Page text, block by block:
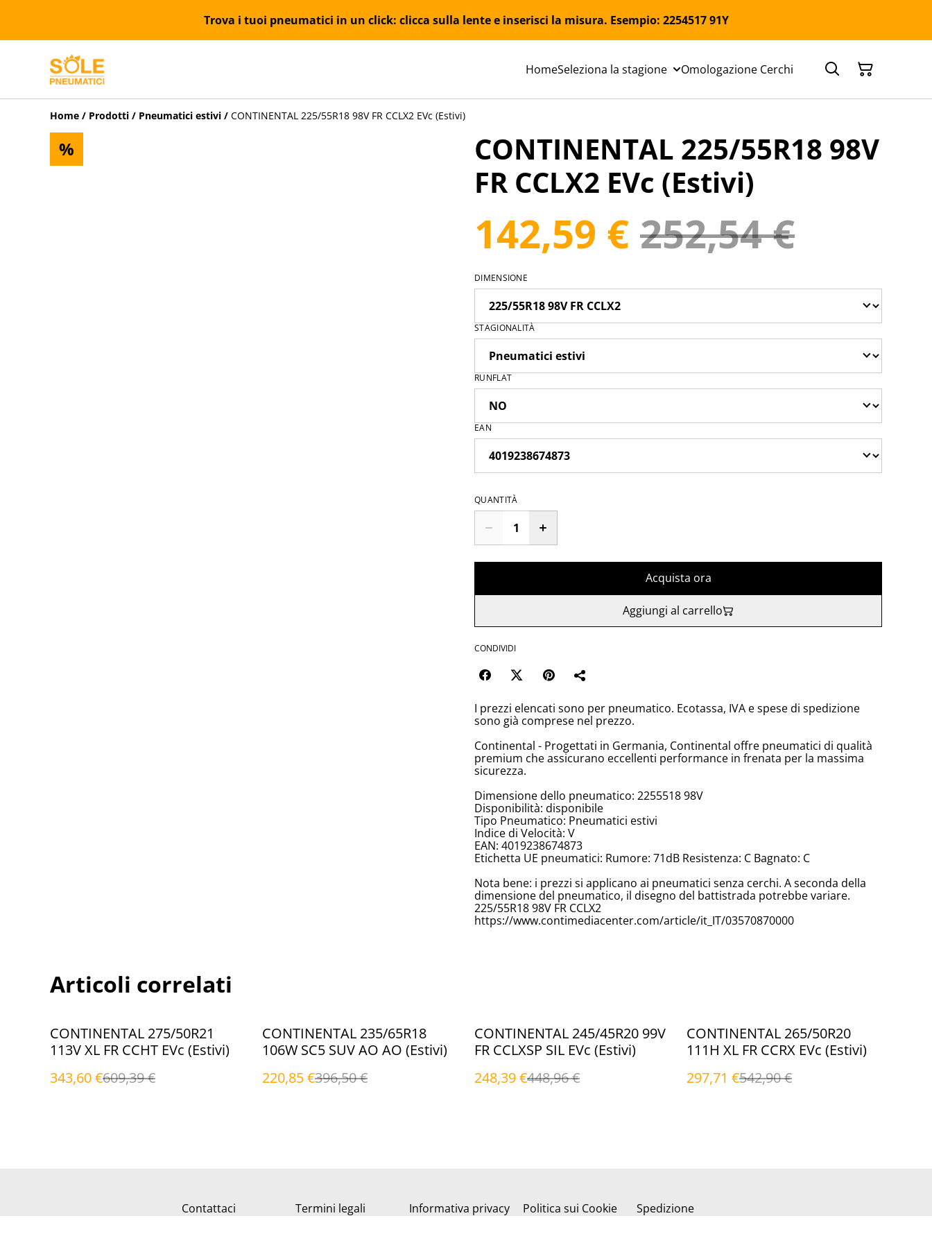
Trova i tuoi pneumatici in un click: clicca sulla lente e inserisci la misura. Esempio: 2254517 91Y
HomeSeleziona la stagione Omologazione Cerchi
Home / Prodotti / Pneumatici estivi / CONTINENTAL 225/55R18 98V FR CCLX2 EVc (Estivi)
%
CONTINENTAL 225/55R18 98V
FR CCLX2 EVc (Estivi)
142,59 € 252,54 €
DIMENSIONE
STAGIONALITÀ
RUNFLAT
EAN
QUANTITÀ
Acquista ora
Aggiungi al carrello
CONDIVIDI
I prezzi elencati sono per pneumatico. Ecotassa, IVA e spese di spedizione
sono già comprese nel prezzo.
Continental - Progettati in Germania, Continental offre pneumatici di qualità
premium che assicurano eccellenti performance in frenata per la massima
sicurezza.
Dimensione dello pneumatico: 2255518 98V
Disponibilità: disponibile
Tipo Pneumatico: Pneumatici estivi
Indice di Velocità: V
EAN: 4019238674873
Etichetta UE pneumatici: Rumore: 71dB Resistenza: C Bagnato: C
Nota bene: i prezzi si applicano ai pneumatici senza cerchi. A seconda della
dimensione del pneumatico, il disegno del battistrada potrebbe variare.
225/55R18 98V FR CCLX2
https://www.contimediacenter.com/article/it_IT/03570870000
Articoli correlati
%
CONTINENTAL 275/50R21
113V XL FR CCHT EVc (Estivi)
343,60 €609,39 €
%
CONTINENTAL 235/65R18
106W SC5 SUV AO AO (Estivi)
220,85 €396,50 €
%
CONTINENTAL 245/45R20 99V
FR CCLXSP SIL EVc (Estivi)
248,39 €448,96 €
%
CONTINENTAL 265/50R20
111H XL FR CCRX EVc (Estivi)
297,71 €542,90 €
Contattaci Termini legali Informativa privacy Politica sui Cookie Spedizione